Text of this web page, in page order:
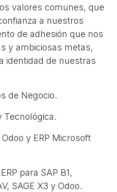
valores comunes, que
a nuestros
de adhesión que nos
y ambiciosas metas,
identidad de nuestras
de Negocio.
Tecnológica.
y ERP Microsoft
para SAP B1,
SAGE X3 y Odoo.